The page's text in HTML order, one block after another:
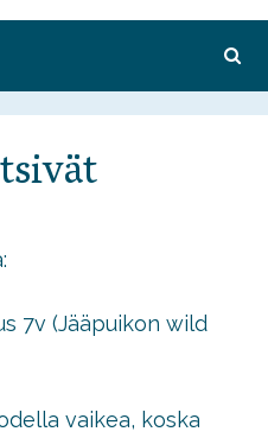
7v (Jääpuikon wild
vaikea, koska